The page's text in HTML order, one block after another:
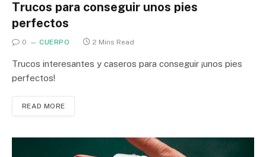
Trucos para conseguir unos pies
perfectos
0 CUERPO 2 Mins Read
Trucos interesantes y caseros para conseguir ¡unos pies
perfectos!
READ MORE